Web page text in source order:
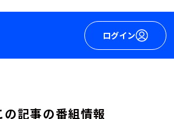
ログイン
の記事の番組情報